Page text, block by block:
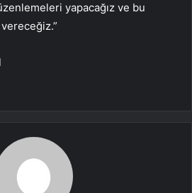
yapacağız ve bu